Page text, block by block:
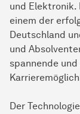
und Elektronik.
einem der
Deutschland
und
spannende
Der